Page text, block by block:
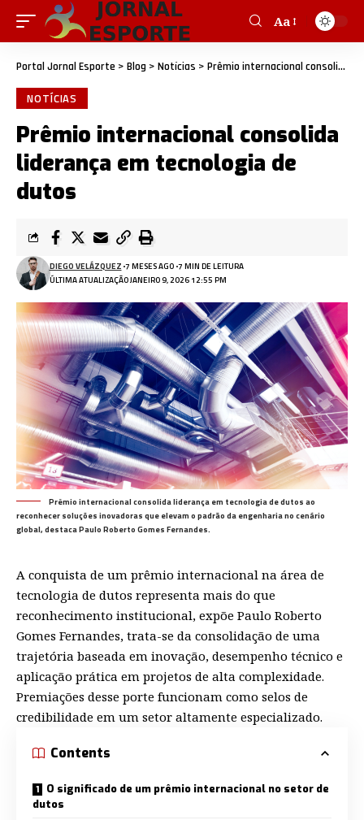
Aa
Portal Jornal Esporte > Blog > Notícias > Prêmio internacional consolida liderança em tecnologia de dutos
NOTÍCIAS
Prêmio internacional consolida
liderança em tecnologia de
dutos
ÚLTIMA ATUALIZAÇÃO JANEIRO 9, 2026 12:55 PM
DIEGO VELÁZQUEZ 7 MESES AGO 7 MIN DE LEITURA
Prêmio internacional consolida liderança em tecnologia de dutos ao
reconhecer soluções inovadoras que elevam o padrão da engenharia no cenário
global, destaca Paulo Roberto Gomes Fernandes.
A conquista de um prêmio internacional na área de
tecnologia de dutos representa mais do que
reconhecimento institucional, expõe Paulo Roberto
Gomes Fernandes, trata-se da consolidação de uma
trajetória baseada em inovação, desempenho técnico e
aplicação prática em projetos de alta complexidade.
Premiações desse porte funcionam como selos de
credibilidade em um setor altamente especializado.
Contents
O significado de um prêmio internacional no setor de
dutos